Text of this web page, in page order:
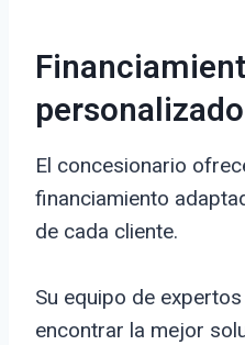
personalizado
El concesionario
financiamiento
de cada cliente.
Su equipo de
encontrar la mejor